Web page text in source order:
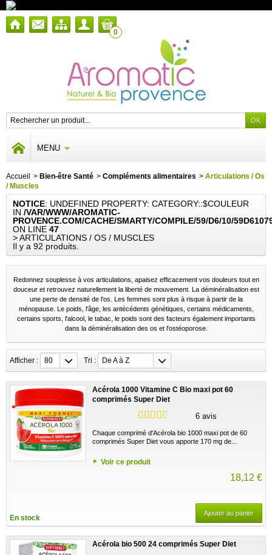
0
MENU
Accueil > Bien-être Santé > Compléments alimentaires > Articulations / Os
/ Muscles
NOTICE: UNDEFINED PROPERTY: CATEGORY::$COULEUR
IN /VAR/WWW/AROMATIC-
PROVENCE.COM/CACHE/SMARTY/COMPILE/59/D6/10/
ON LINE 47
> ARTICULATIONS / OS / MUSCLES
Il y a 92 produits.
Redonnez souplesse à vos articulations, apaisez efficacement vos douleurs tout en
douceur et retrouvez naturellement la liberté de mouvement. La déminéralisation est
une perte de densité de l'os. Les femmes sont plus à risque à partir de la
ménopause. Le poids, l'âge, les antécédents génétiques, certains médicaments,
certains sports, l'alcool, le tabac, le poids sont des facteurs également importants
dans la déminéralisation des os et l'ostéoporose.
Afficher : 80 Tri : De A à Z
Acérola 1000 Vitamine C Bio maxi pot 60
comprimés Super Diet
6 avis
Chaque comprimé d'Acérola bio 1000 maxi pot de 60
comprimés Super Diet vous apporte 170 mg de...
Voir ce produit
18,12 €
En stock
Ajouter au panier
Acérola bio 500 24 comprimés Super Diet